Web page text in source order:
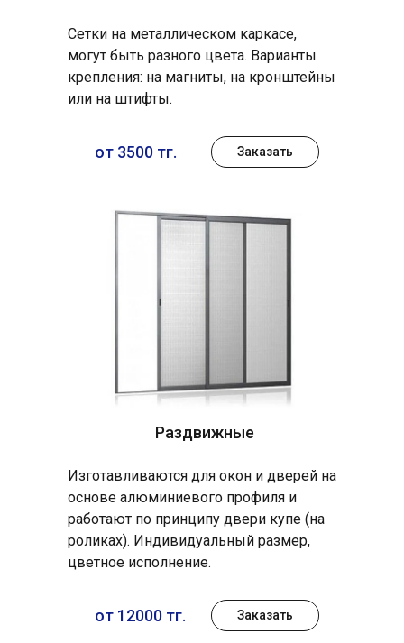
Раздвижные
Сетки на металлическом каркасе,
могут быть разного цвета. Варианты
крепления: на магниты, на кронштейны
или на штифты.
Изготавливаются для окон и дверей на
основе алюминиевого профиля и
работают по принципу двери купе (на
роликах). Индивидуальный размер,
цветное исполнение.
от 3500 тг.
от 12000 тг.
Заказать
Заказать